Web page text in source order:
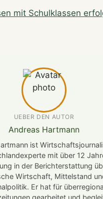
mit Schulklassen
UEBER DEN AUTOR
Andreas Hartmann
ist
mit über 12
in der Berichterstattung
Wirtschaft, Mittelstand
Er hat für